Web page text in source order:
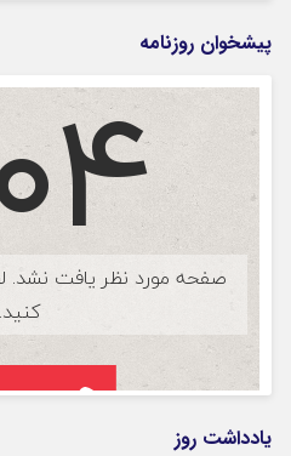
پیشخوان روزنامه
یادداشت روز